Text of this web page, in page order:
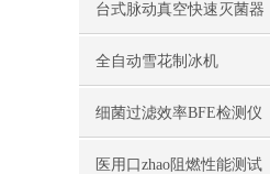
台式脉动真空快速灭菌器
全自动雪花制冰机
细菌过滤效率BFE检测仪
医用口zhao阻燃性能测试